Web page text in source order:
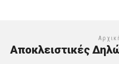
Αποκλειστικές